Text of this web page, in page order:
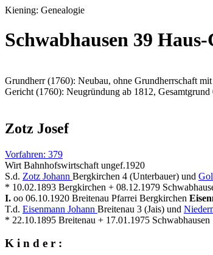
Kiening: Genealogie
Schwabhausen 39
Grundherr (1760): Neubau, ohne Grundherrschaft
Gericht (1760): Neugründung ab 1812,
Zotz Josef
Vorfahren: 379
Wirt Bahnhofswirtschaft ungef.1920
S.d. Zotz Johann Bergkirchen 4 (Unterbauer) und
* 10.02.1893 Bergkirchen + 08.12.1979
I. oo 06.10.1920 Breitenau Pfarrei Bergkirchen
T.d. Eisenmann Johann Breitenau 3 (Jais) und
* 22.10.1895 Breitenau + 17.01.1975 Schwabhausen
K i n d e r :